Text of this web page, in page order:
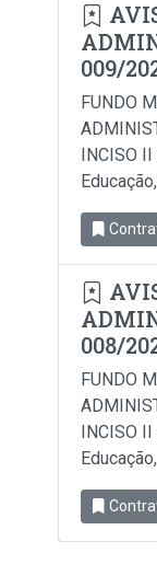
009/
FUNDO
INCISO
008/
FUNDO
INCISO